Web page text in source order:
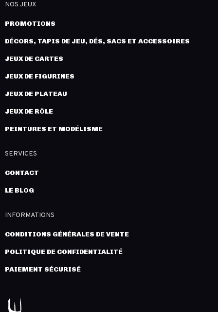
NOS JEUX
PROMOTIONS
DÉCORS, TAPIS DE JEU, DÉS, SACS ET ACCESSOIRES
JEUX DE CARTES
JEUX DE FIGURINES
JEUX DE PLATEAU
JEUX DE RÔLE
PEINTURES ET MODÉLISME
SERVICES
CONTACT
LE BLOG
INFORMATIONS
CONDITIONS GÉNÉRALES DE VENTE
POLITIQUE DE CONFIDENTIALITÉ
PAIEMENT SÉCURISÉ